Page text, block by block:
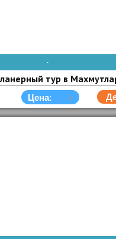
AVAIBLE EVERY DAY
тур в
Цена: